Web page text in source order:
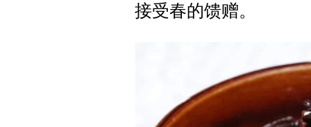
接受春的馈赠。